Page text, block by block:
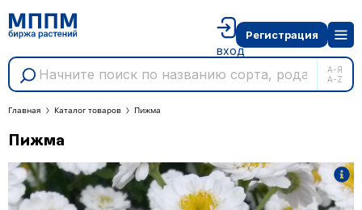
А-Я
A-Z
вход
Регистрация
Главная Каталог товаров Пижма
Пижма